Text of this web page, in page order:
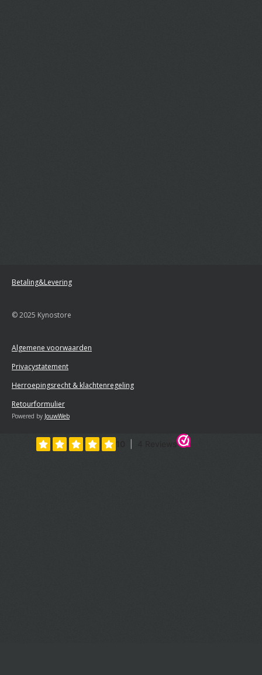
Betaling&Levering
© 2025 Kynostore
Algemene voorwaarden
Privacystatement
Herroepingsrecht & klachtenregeling
Retourformulier
Powered by JouwWeb